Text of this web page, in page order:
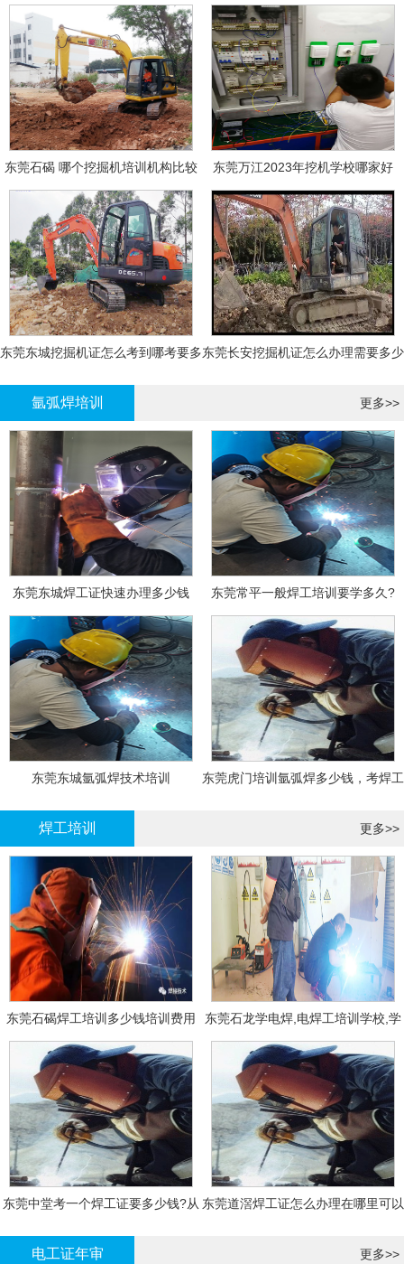
东莞石碣 哪个挖掘机培训机构比较
好?
东莞万江2023年挖机学校哪家好
东莞东城挖掘机证怎么考到哪考要多东莞长安挖掘机证怎么办理需要多少
氩弧焊培训 更多>>
东莞东城焊工证快速办理多少钱 东莞常平一般焊工培训要学多久?
东莞东城氩弧焊技术培训
东莞虎门培训氩弧焊多少钱，考焊工
焊工培训 更多>>
东莞石碣焊工培训多少钱培训费用
东莞石龙学电焊,电焊工培训学校,学
费多少钱?
东莞中堂考一个焊工证要多少钱?从 东莞道滘焊工证怎么办理在哪里可以
电工证年审 更多>>